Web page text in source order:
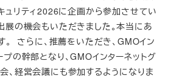
ュリティ2026に企画から参加させてい
展の機会もいただきました。本当にあ
。 さらに、推薦をいただき、GMOイン
プの幹部となり、GMOインターネットグ
、経営会議にも参加するようになりま